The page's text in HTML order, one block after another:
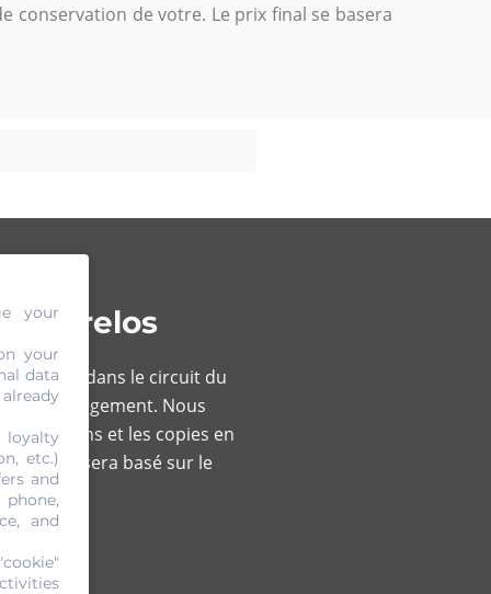
conservation de votre. Le prix final se basera
dans le circuit du
engagement. Nous
et les copies en
final sera basé sur le
your
your
data
loyalty
etc.)
and
and